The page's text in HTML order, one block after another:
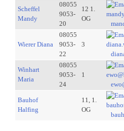
Scheffel
Mandy
08055
9053-
20
12 1.
OG
Wierer Diana
08055
9053-
22
3
Winhart
Maria
08055
9053-
24
1
Bauhof
Halfing
11, 1.
OG